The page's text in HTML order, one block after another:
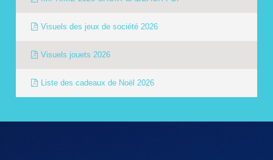
Visuels des jeux de société 2026
Visuels jouets 2026
Liste des cadeaux de Noël 2026